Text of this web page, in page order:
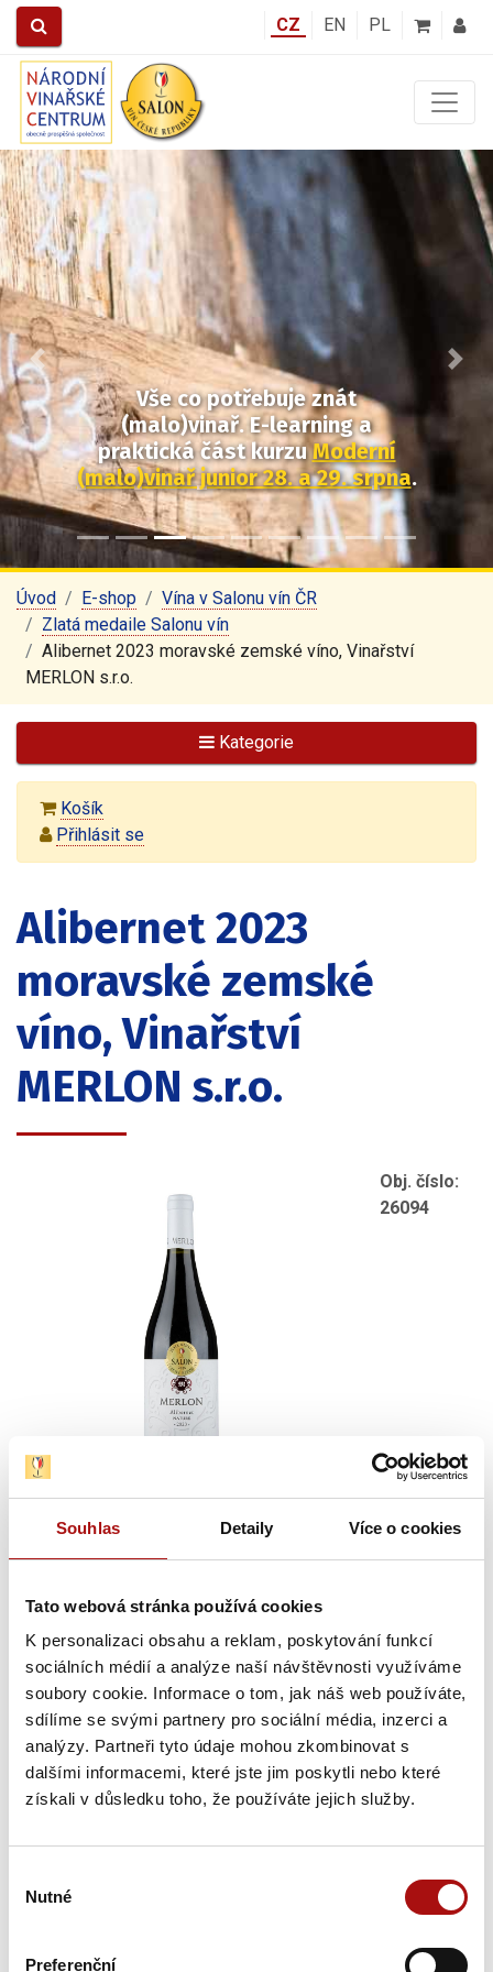
Souhlas Detaily Více o cookies
Tato webová stránka používá cookies
K personalizaci obsahu a reklam, poskytování funkcí
sociálních médií a analýze naší návštěvnosti využíváme
soubory cookie. Informace o tom, jak náš web používáte,
sdílíme se svými partnery pro sociální média, inzerci a
analýzy. Partneři tyto údaje mohou zkombinovat s
dalšími informacemi, které jste jim poskytli nebo které
získali v důsledku toho, že používáte jejich služby.
souhlasu
Nutné
Preferenční
CZ EN PL
Vše co potřebuje znát
(malo)vinař. E-learning a
praktická část kurzuModerní
(malo)vinař junior 28. a 29. srpna.
Předchozí Další
Úvod E-shop
Vína v Salonu vín ČR
Zlatá medaile Salonu vín
Alibernet 2023 moravské zemské víno, Vinařství
MERLON s.r.o.
Kategorie
Košík
Přihlásit se
Alibernet 2023
moravské zemské
víno, Vinařství
MERLON s.r.o.
Obj. číslo:
26094
suché červené, objem:0,75 l,
Vinařská podoblast:Velkopavlovická,
Vinařská obec:Žabčice,
Viniční trať: Horní díly
Charakteristika:
Náš Alibernet, který jsme zatížili 1,5 kg
hroznů na keři, vyniká inkoustově červenou barvou a zrál 24
intenzivní a elegantní, připomíná sušené červené peckové
Chuť je plná, šťavnatá a najdeme v ní tóny zralého černého
hořké čokolády.